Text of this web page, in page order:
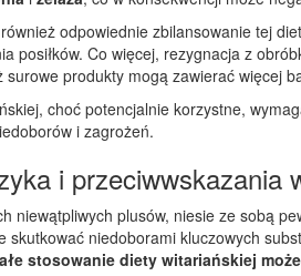
odpowiednie zbilansowanie tej
posiłków. Co więcej, rezygnacja z
produkty mogą zawierać więcej
choć potencjalnie korzystne,
i zagrożeń.
i przeciwwskazania
niewątpliwych plusów, niesie ze sobą
skutkować niedoborami kluczowych
stosowanie diety witariańskiej